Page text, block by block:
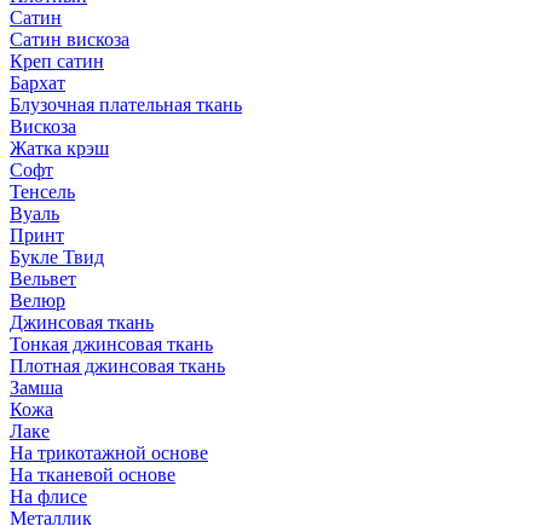
Сатин
Сатин вискоза
Креп сатин
Бархат
Блузочная плательная ткань
Вискоза
Жатка крэш
Софт
Тенсель
Вуаль
Принт
Букле Твид
Вельвет
Велюр
Джинсовая ткань
Тонкая джинсовая ткань
Плотная джинсовая ткань
Замша
Кожа
Лаке
На трикотажной основе
На тканевой основе
На флисе
Металлик